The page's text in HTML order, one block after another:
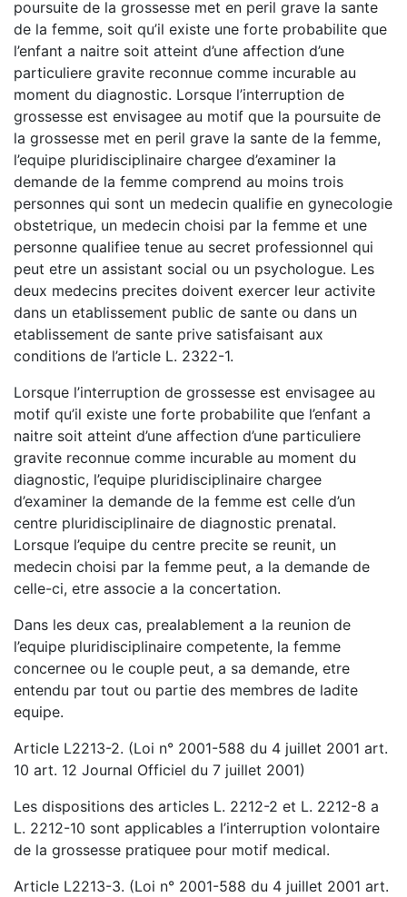
poursuite de la grossesse met en peril grave la sante
de la femme, soit qu’il existe une forte probabilite que
l’enfant a naitre soit atteint d’une affection d’une
particuliere gravite reconnue comme incurable au
moment du diagnostic. Lorsque l’interruption de
grossesse est envisagee au motif que la poursuite de
la grossesse met en peril grave la sante de la femme,
l’equipe pluridisciplinaire chargee d’examiner la
demande de la femme comprend au moins trois
personnes qui sont un medecin qualifie en gynecologie
obstetrique, un medecin choisi par la femme et une
personne qualifiee tenue au secret professionnel qui
peut etre un assistant social ou un psychologue. Les
deux medecins precites doivent exercer leur activite
dans un etablissement public de sante ou dans un
etablissement de sante prive satisfaisant aux
conditions de l’article L. 2322-1.
Lorsque l’interruption de grossesse est envisagee au
motif qu’il existe une forte probabilite que l’enfant a
naitre soit atteint d’une affection d’une particuliere
gravite reconnue comme incurable au moment du
diagnostic, l’equipe pluridisciplinaire chargee
d’examiner la demande de la femme est celle d’un
centre pluridisciplinaire de diagnostic prenatal.
Lorsque l’equipe du centre precite se reunit, un
medecin choisi par la femme peut, a la demande de
celle-ci, etre associe a la concertation.
Dans les deux cas, prealablement a la reunion de
l’equipe pluridisciplinaire competente, la femme
concernee ou le couple peut, a sa demande, etre
entendu par tout ou partie des membres de ladite
equipe.
Article L2213-2. (Loi n° 2001-588 du 4 juillet 2001 art.
10 art. 12 Journal Officiel du 7 juillet 2001)
Les dispositions des articles L. 2212-2 et L. 2212-8 a
L. 2212-10 sont applicables a l’interruption volontaire
de la grossesse pratiquee pour motif medical.
Article L2213-3. (Loi n° 2001-588 du 4 juillet 2001 art.